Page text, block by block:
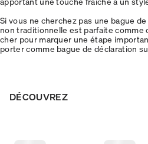
Si vous ne cherchez pas une bague
non traditionnelle est parfaite comme
cher pour marquer une étape
porter comme bague de déclaration
DÉCOUVREZ